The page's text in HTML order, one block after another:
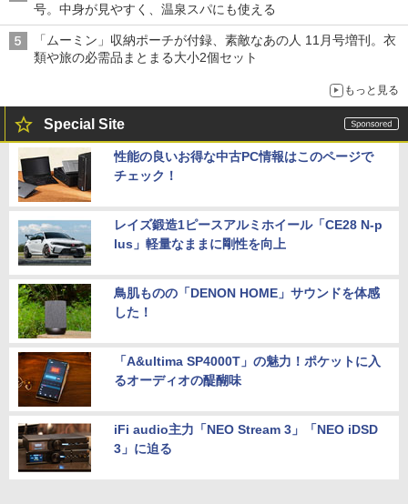
号。中身が見やすく、温泉スパにも使える
「ムーミン」収納ポーチが付録、素敵なあの人 11月号増刊。衣
類や旅の必需品まとまる大小2個セット
もっと見る
Special Site
性能の良いお得な中古PC情報はこのページで
チェック！
レイズ鍛造1ピースアルミホイール「CE28 N-p
lus」軽量なままに剛性を向上
鳥肌ものの「DENON HOME」サウンドを体感
した！
「A&ultima SP4000T」の魅力！ポケットに入
るオーディオの醍醐味
iFi audio主力「NEO Stream 3」「NEO iDSD
3」に迫る